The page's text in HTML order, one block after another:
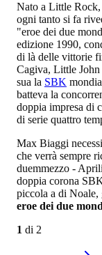
Nato a Little
ogni tanto si fa
"eroe dei due
edizione 1990,
di là delle vittorie
Cagiva, Little
sua la SBK
batteva la
doppia impresa di
di serie quattro
Max Biaggi
che verrà sempre
duemmezzo -
doppia corona
piccola a di
eroe dei due
1 di 2